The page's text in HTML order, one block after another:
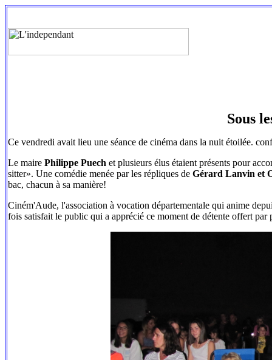
Sous
Ce vendredi avait lieu une séance de cinéma dans la nuit étoilée.
Le maire Philippe Puech et plusieurs élus étaient présents pour
sitter». Une comédie menée par les répliques de Gérard Lanvin et
bac, chacun à sa manière!
Ciném'Aude, l'association à vocation départementale qui anime
fois satisfait le public qui a apprécié ce moment de détente offert